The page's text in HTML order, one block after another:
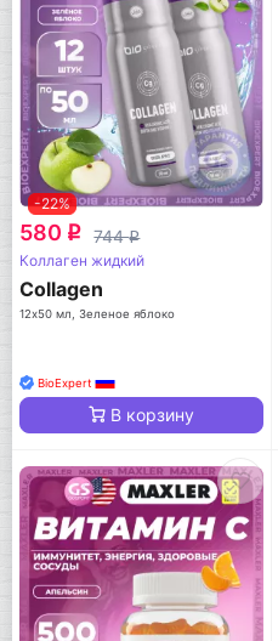
-22%
580 q 744q
Коллаген жидкий
Collagen
12х50 мл, Зеленое яблоко
BioExpert
В корзину